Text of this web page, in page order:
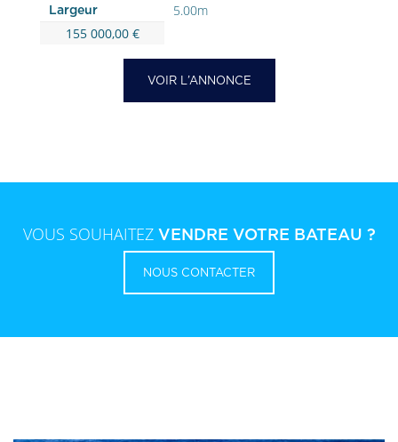
Largeur
5.00m
155 000,00 €
VOIR L’ANNONCE
VOUS SOUHAITEZ VENDRE VOTRE BATEAU ?
NOUS CONTACTER